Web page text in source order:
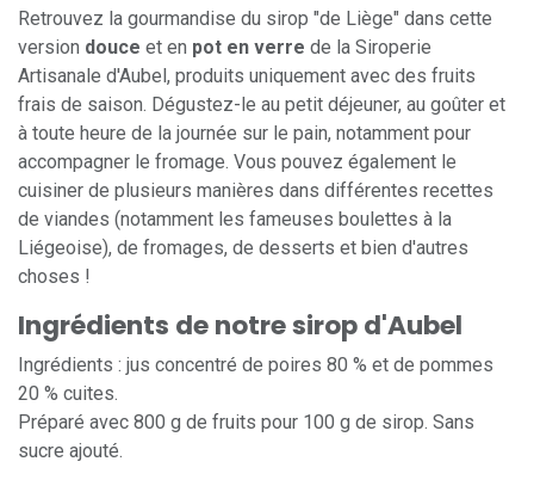
Retrouvez la gourmandise du sirop "de Liège" dans cette
version douce et en pot en verre de la Siroperie
Artisanale d'Aubel, produits uniquement avec des fruits
frais de saison. Dégustez-le au petit déjeuner, au goûter et
à toute heure de la journée sur le pain, notamment pour
accompagner le fromage. Vous pouvez également le
cuisiner de plusieurs manières dans différentes recettes
de viandes (notamment les fameuses boulettes à la
Liégeoise), de fromages, de desserts et bien d'autres
choses !
Ingrédients de notre sirop d'Aubel
Ingrédients : jus concentré de poires 80 % et de pommes
20 % cuites.
Préparé avec 800 g de fruits pour 100 g de sirop. Sans
sucre ajouté.